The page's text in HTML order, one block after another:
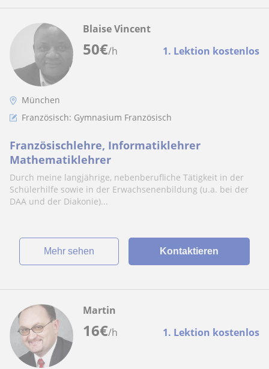
50€/h 1. Lektion kostenlos
Blaise Vincent
München
Französisch: Gymnasium Französisch
Französischlehre, Informatiklehrer
Mathematiklehrer
Durch meine langjährige, nebenberufliche Tätigkeit in der
Schülerhilfe sowie in der Erwachsenenbildung (u.a. bei der
DAA und der Diakonie)...
Mehr sehen Kontaktieren
16€/h 1. Lektion kostenlos
Martin